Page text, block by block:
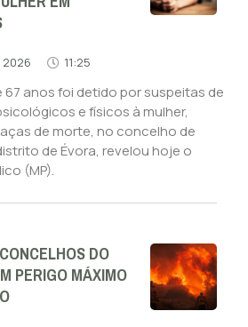
11:25
67 anos foi detido por suspeitas de
e físicos à mulher,
de morte, no concelho de
de Évora, revelou hoje o
(MP).
DO
PERIGO MÁXIMO